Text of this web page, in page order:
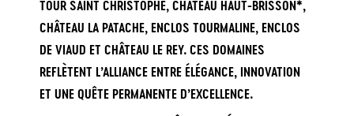
TOUR SAINT CHRISTOPHE, CHÂTEAU HAUT-BRISSON*,
CHÂTEAU LA PATACHE, ENCLOS TOURMALINE, ENCLOS
DE VIAUD ET CHÂTEAU LE REY. CES DOMAINES
REFLÈTENT L’ALLIANCE ENTRE ÉLÉGANCE, INNOVATION
ET UNE QUÊTE PERMANENTE D’EXCELLENCE.